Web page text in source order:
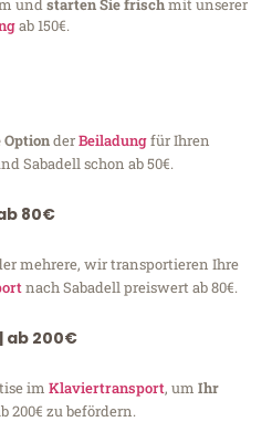
undstarten Sie frischmit unserer
ab 150€.
derBeiladungfür Ihren
Sabadell schon ab 50€.
80€
mehrere, wir transportieren Ihre
nach Sabadell preiswert ab 80€.
| ab 200€
im Klaviertransport, um Ihr
200€ zu befördern.